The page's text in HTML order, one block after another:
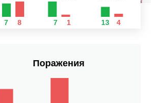
7 8 7 1 13 4
Поражения